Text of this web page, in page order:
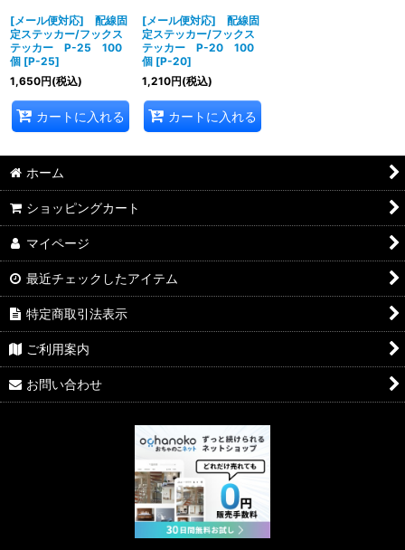
[メール便対応] 配線固
定ステッカー/フックス
テッカー P-25 100
個 [P-25]
1,650円(税込)
カートに入れる
[メール便対応] 配線固
定ステッカー/フックス
テッカー P-20 100
個 [P-20]
1,210円(税込)
カートに入れる
ホーム
ショッピングカート
マイページ
最近チェックしたアイテム
特定商取引法表示
ご利用案内
お問い合わせ